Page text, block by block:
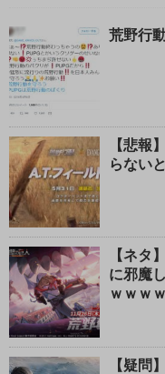
荒野行
【悲報
らない
【ネタ
に邪魔
ｗｗｗｗ
【疑問